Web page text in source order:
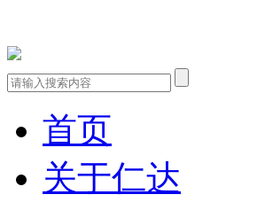
首页
关于仁达